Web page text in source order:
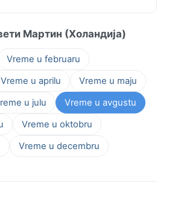
Мартин (Холандија)
Vreme u februaru
Vreme u aprilu
Vreme u maju
u julu
Vreme u avgustu
Vreme u oktobru
Vreme u decembru